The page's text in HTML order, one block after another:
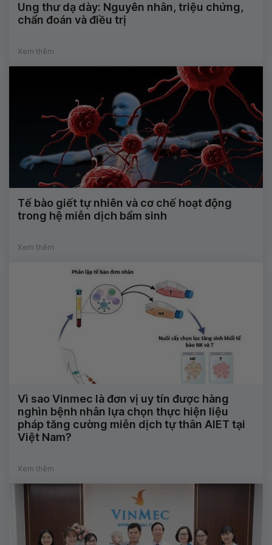
Ung thư dạ dày: Nguyên nhân, triệu chứng,
chẩn đoán và điều trị
Xem thêm
Tế bào giết tự nhiên và cơ chế hoạt động
trong hệ miễn dịch bẩm sinh
Xem thêm
Vì sao Vinmec là đơn vị uy tín được hàng
nghìn bệnh nhân lựa chọn thực hiện liệu
pháp tăng cường miễn dịch tự thân AIET tại
Việt Nam?
Xem thêm